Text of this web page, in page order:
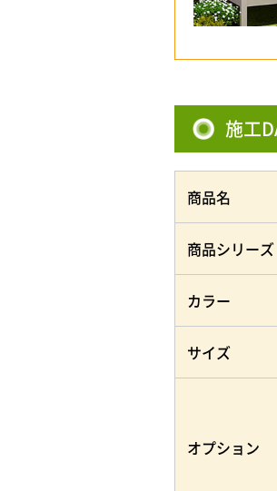
施工
商品名
商品シリーズ
カラー
サイズ
オプション